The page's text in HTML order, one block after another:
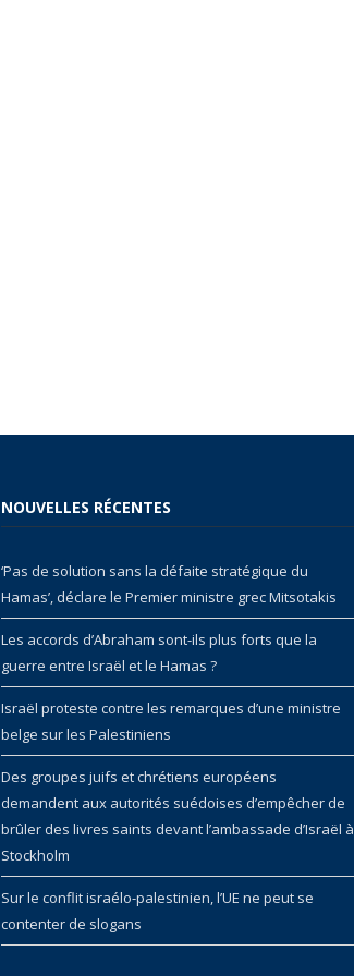
NOUVELLES RÉCENTES
‘Pas de solution sans la défaite stratégique du
Hamas’, déclare le Premier ministre grec Mitsotakis
Les accords d’Abraham sont-ils plus forts que la
guerre entre Israël et le Hamas ?
Israël proteste contre les remarques d’une ministre
belge sur les Palestiniens
Des groupes juifs et chrétiens européens
demandent aux autorités suédoises d’empêcher de
brûler des livres saints devant l’ambassade d’Israël à
Stockholm
Sur le conflit israélo-palestinien, l’UE ne peut se
contenter de slogans